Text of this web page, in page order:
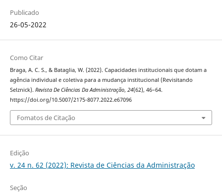
Publicado
26-05-2022
Como Citar
Braga, A. C. S., & Bataglia, W. (2022). Capacidades institucionais que dotam a
agência individual e coletiva para a mudança institucional (Revisitando
Selznick). Revista De Ciências Da Administração, 24(62), 46–64.
https://doi.org/10.5007/2175-8077.2022.e67096
Fomatos de Citação
Edição
v. 24 n. 62 (2022): Revista de Ciências da Administração
Seção